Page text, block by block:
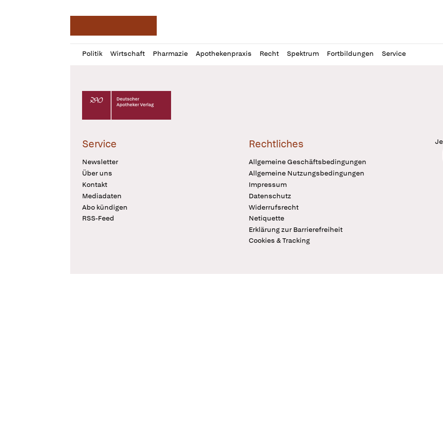
Politik Wirtschaft Pharmazie Apothekenpraxis Recht Spektrum Fortbildungen Service
Profil
öffnen
Daz
Pur
Deutscher Apotheker Verlag Logo
Service
Newsletter
Über uns
Kontakt
Mediadaten
Abo kündigen
RSS-Feed
Rechtliches
Allgemeine Geschäftsbedingungen
Allgemeine Nutzungsbedingungen
Impressum
Datenschutz
Widerrufsrecht
Netiquette
Erklärung zur Barrierefreiheit
Cookies & Tracking